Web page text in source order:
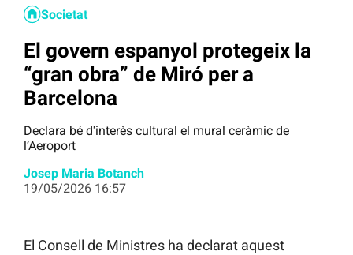
Societat
El govern espanyol protegeix la
“gran obra” de Miró per a
Barcelona
Declara bé d'interès cultural el mural ceràmic de
l’Aeroport
Josep Maria Botanch
19/05/2026 16:57
El Consell de Ministres ha declarat aquest